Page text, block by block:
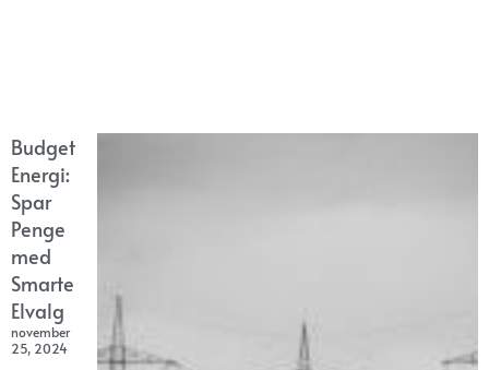
Budget
Energi:
Spar
Penge
med
Smarte
Elvalg
november
25, 2024